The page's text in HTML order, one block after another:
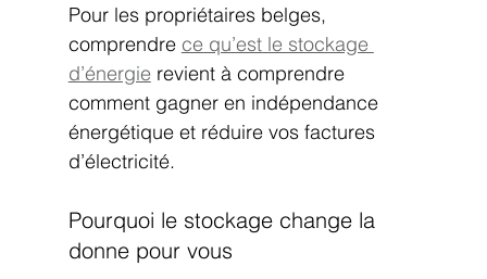
Pour les propriétaires belges,
comprendre ce qu’est le stockage
d’énergie revient à comprendre
comment gagner en indépendance
énergétique et réduire vos factures
d’électricité.
Pourquoi le stockage change la
donne pour vous